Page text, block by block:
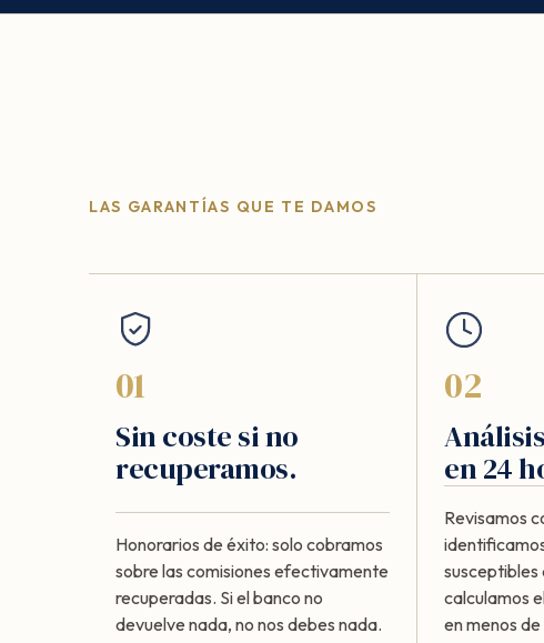
LAS GARANTÍAS QUE TE DAMOS
01
Sin coste si no
recuperamos.
Honorarios de éxito: solo cobramos
sobre las comisiones efectivamente
recuperadas. Si el banco no
devuelve nada, no nos debes nada.
02
en 24
Revisamos
susceptibles
calculamos
en menos